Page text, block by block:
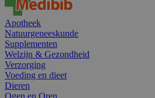
Apotheek
Natuurgeneeskunde
Supplementen
Welzijn & Gezondheid
Verzorging
Voeding en dieet
Dieren
Ogen en Oren